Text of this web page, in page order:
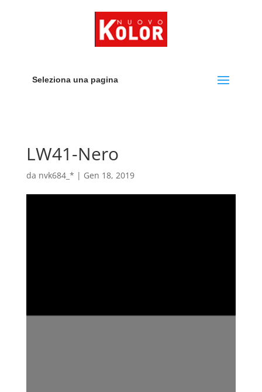
Seleziona una pagina
LW41-Nero
da nvk684_* | Gen 18, 2019